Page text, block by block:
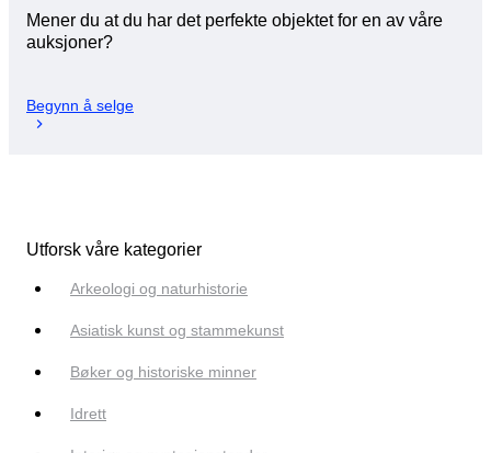
Mener du at du har det perfekte objektet for en av våre
auksjoner?
Begynn å selge
Utforsk våre kategorier
Arkeologi og naturhistorie
Asiatisk kunst og stammekunst
Bøker og historiske minner
Idrett